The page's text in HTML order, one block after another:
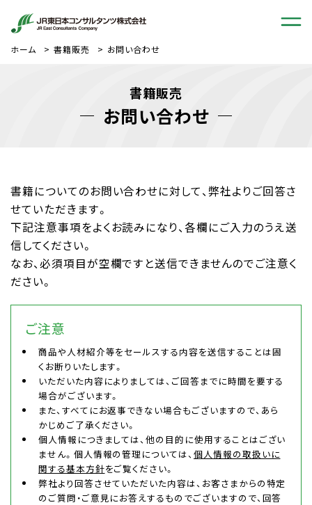
書籍販売
お問い合わせ
ホーム 書籍販売 お問い合わせ
書籍についてのお問い合わせに対して、弊社よりご回答さ
せていただきます。
下記注意事項をよくお読みになり、各欄にご入力のうえ送
信してください。
なお、必須項目が空欄ですと送信できませんのでご注意く
ださい。
ご注意
商品や人材紹介等をセールスする内容を送信することは固
くお断りいたします。
いただいた内容によりましては、ご回答までに時間を要する
場合がございます。
また、すべてにお返事できない場合もございますので、あら
かじめご了承ください。
個人情報につきましては、他の目的に使用することはござい
ません。個人情報の管理については、 個人情報の取扱いに
関する基本方針をご覧ください。
弊社より回答させていただいた内容は、お客さまからの特定
のご質問・ご意見にお答えするものでございますので、回答